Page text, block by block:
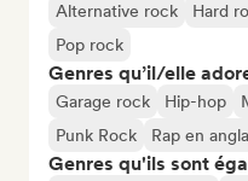
Alternative rock Hard
Pop rock
Genres qu’il/elle
Garage rock Hip-hop
Punk Rock
Rap en
Genres qu'ils sont